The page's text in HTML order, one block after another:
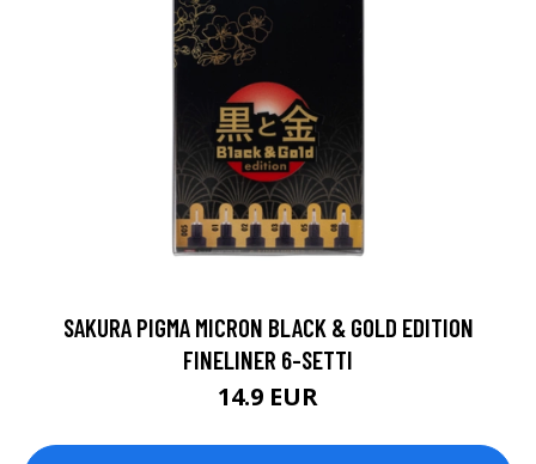
SAKURA PIGMA MICRON BLACK & GOLD EDITION
FINELINER 6-SETTI
14.9 EUR